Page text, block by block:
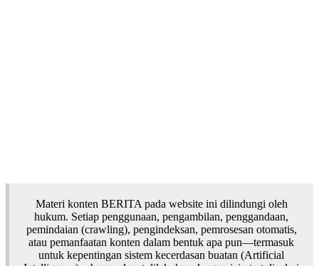
Materi konten BERITA pada website ini dilindungi oleh
hukum. Setiap penggunaan, pengambilan, penggandaan,
pemindaian (crawling), pengindeksan, pemrosesan otomatis,
atau pemanfaatan konten dalam bentuk apa pun—termasuk
untuk kepentingan sistem kecerdasan buatan (Artificial